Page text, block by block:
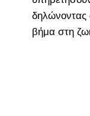
δηλώνοντας
βήμα στη